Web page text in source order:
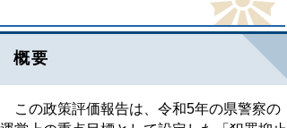
概要
この政策評価報告は、令和5年の県警察の